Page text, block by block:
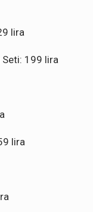
lira
Seti: 199 lira
lira